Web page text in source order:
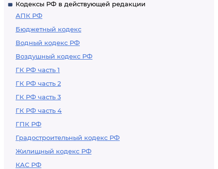
Кодексы РФ в действующей редакции
АПК РФ
Бюджетный кодекс
Водный кодекс РФ
Воздушный кодекс РФ
ГК РФ часть 1
ГК РФ часть 2
ГК РФ часть 3
ГК РФ часть 4
ГПК РФ
Градостроительный кодекс РФ
Жилищный кодекс РФ
КАС РФ